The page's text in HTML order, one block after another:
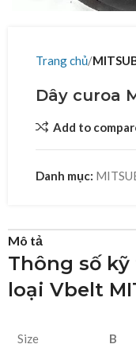
Trang chủ
Dây curoa
Add to
Danh mục:
Mô tả
Thông số
loại Vbelt
Size B